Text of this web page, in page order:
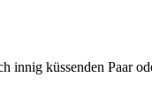
küssenden Paar